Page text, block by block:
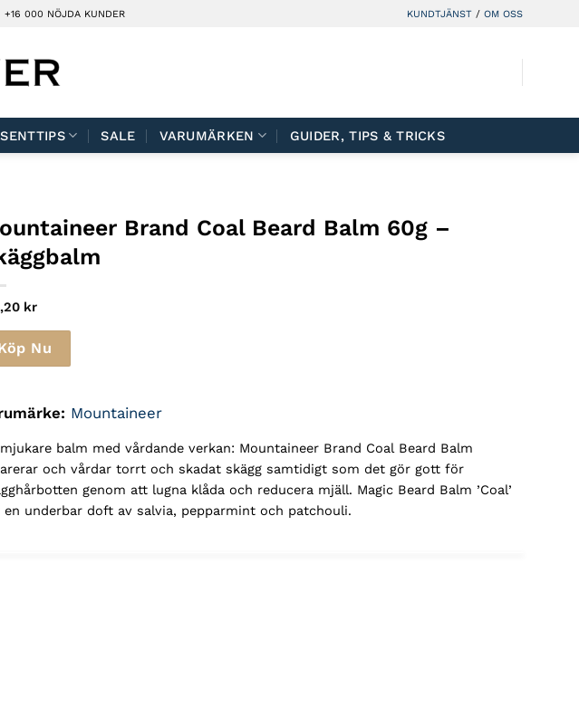
+16 000 NÖJDA KUNDER KUNDTJÄNST / OM OSS
SALE VARUMÄRKEN GUIDER, TIPS & TRICKS
Brand Coal Beard Balm 60g –
kr
Nu
Mountaineer
balm med vårdande verkan: Mountaineer Brand Coal Beard Balm
och vårdar torrt och skadat skägg samtidigt som det gör gott för
genom att lugna klåda och reducera mjäll. Magic Beard Balm ’Coal’
en underbar doft av salvia, pepparmint och patchouli.